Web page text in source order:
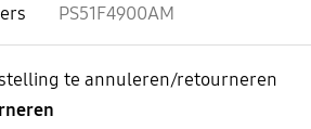
PS51F4900AM
te annuleren/retourneren